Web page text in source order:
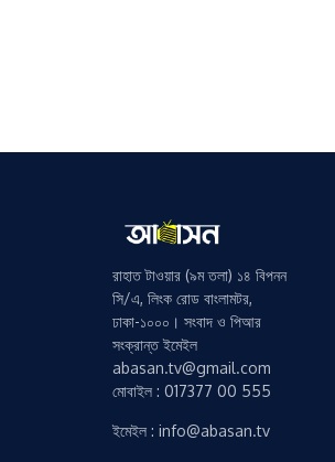
রাহাত টাওয়ার (৯ম তলা) ১৪ বিপনন
সি/এ, লিংক রোড বাংলামটর,
ঢাকা-১০০০। সংবাদ ও পিআর
সংক্রান্ত ইমেইল
abasan.tv@gmail.com
মোবাইল : 017377 00 555
ইমেইল : info@abasan.tv